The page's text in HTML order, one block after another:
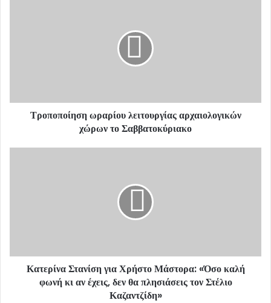
Τροποποίηση ωραρίου λειτουργίας αρχαιολογικών
χώρων το Σαββατοκύριακο
Κατερίνα Στανίση για Χρήστο Μάστορα: «Όσο καλή
φωνή κι αν έχεις, δεν θα πλησιάσεις τον Στέλιο
Καζαντζίδη»